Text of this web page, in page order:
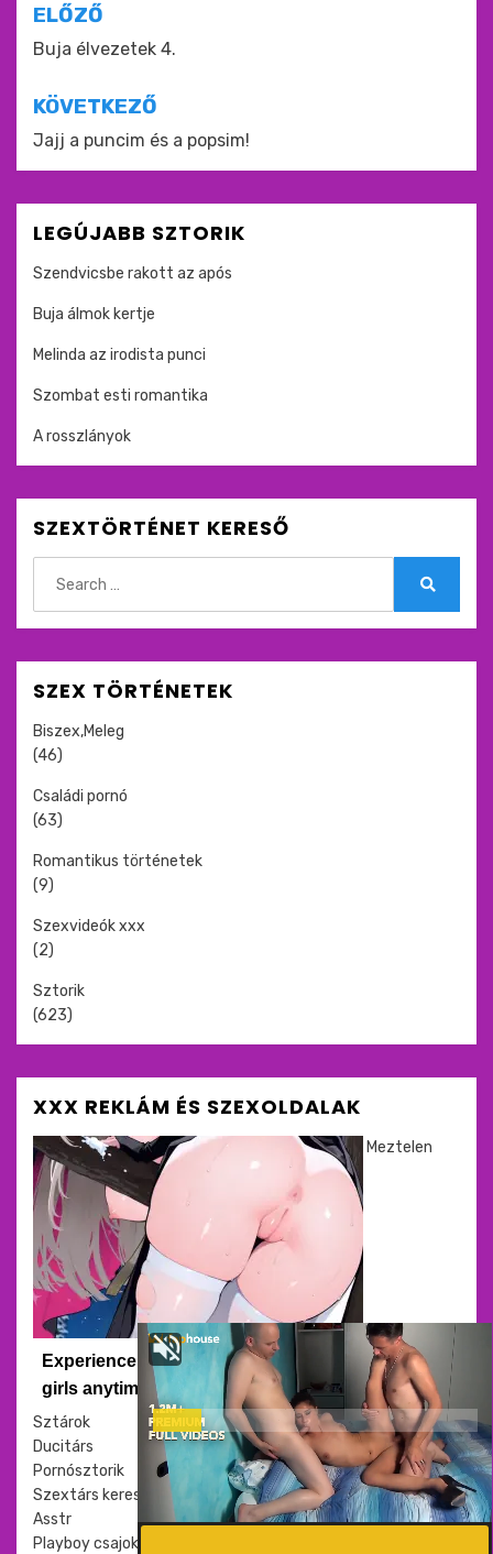
Bejegyzés
navigáció
ELŐZŐ
Buja élvezetek 4.
KÖVETKEZŐ
Jajj a puncim és a popsim!
LEGÚJABB SZTORIK
Szendvicsbe rakott az após
Buja álmok kertje
Melinda az irodista punci
Szombat esti romantika
A rosszlányok
SZEXTÖRTÉNET KERESŐ
for:
SZEX TÖRTÉNETEK
Biszex,Meleg
(46)
Családi pornó
(63)
Romantikus történetek
(9)
Szexvideók xxx
(2)
Sztorik
(623)
XXX REKLÁM ÉS SZEXOLDALAK
Experience intense desire for
girls anytime, anywhere.
Meztelen
Sztárok
Ducitárs
Pornósztorik
Szextárs kereső
Asstr
Playboy csajok